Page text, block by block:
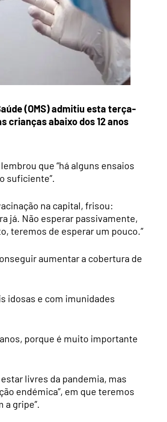
(OMS) admitiu esta terça-
crianças abaixo dos 12 anos
que “há alguns ensaios
suficiente”.
na capital, frisou:
já. Não esperar passivamente,
teremos de esperar um pouco.”
aumentar a cobertura de
idosas e com imunidades
porque é muito importante
livres da pandemia, mas
endémica”, em que teremos
gripe”.